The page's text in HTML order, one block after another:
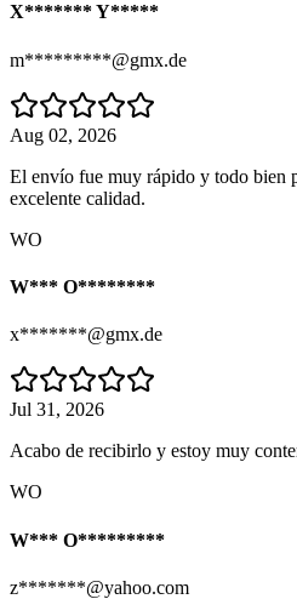
X******* Y*****
m*********@gmx.de
Aug 02, 2026
El envío fue muy rápido y todo bien
excelente calidad.
WO
W*** O********
x*******@gmx.de
Jul 31, 2026
Acabo de recibirlo y estoy muy
WO
W*** O*********
z*******@yahoo.com